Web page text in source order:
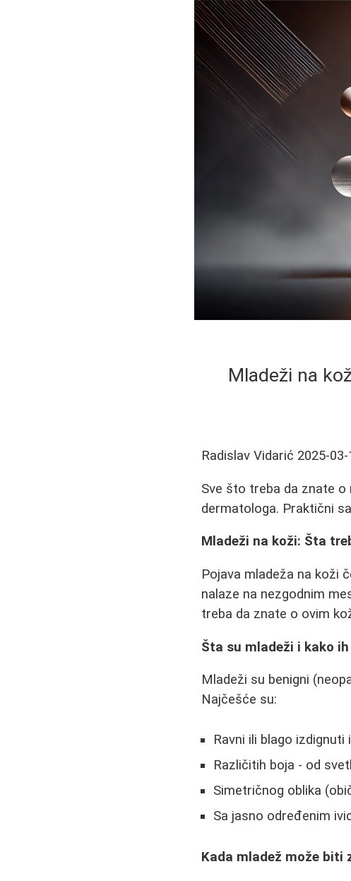
Mladeži na
Radislav Vidarić 2025-
Sve što treba da znate o
dermatologa. Praktični
Mladeži na koži: Šta
Pojava mladeža na koži
nalaze na nezgodnim
treba da znate o ovim
Šta su mladeži i kako
Mladeži su benigni
Najčešće su:
Ravni ili blago izdignuti
Različitih boja - od
Simetričnog oblika
Sa jasno određenim
Kada mladež može biti